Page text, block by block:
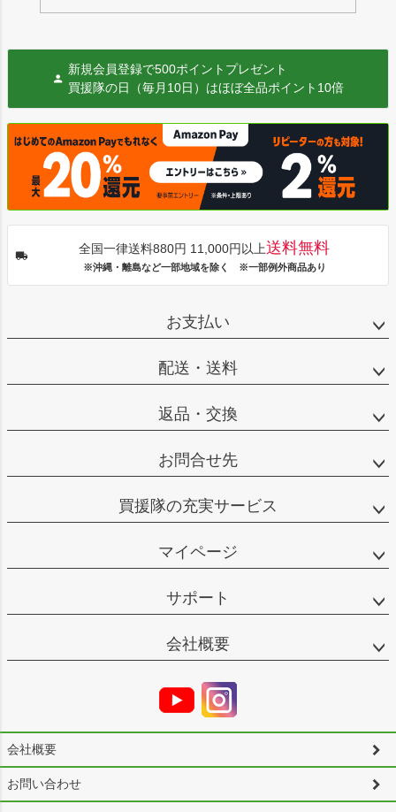
新規会員登録で500ポイントプレゼント
買援隊の日（毎月10日）はほぼ全品ポイント10倍
全国一律送料880円 11,000円以上送料無料
※沖縄・離島など一部地域を除く ※一部例外商品あり
お支払い
配送・送料
返品・交換
お問合せ先
買援隊の充実サービス
マイページ
サポート
会社概要
会社概要
お問い合わせ